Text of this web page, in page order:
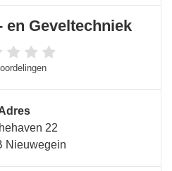
en Geveltechniek
22
Nieuwegein